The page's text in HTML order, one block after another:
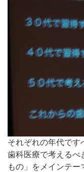
それぞれの年代です
歯科医療で考えるべ
もの」をメインテ